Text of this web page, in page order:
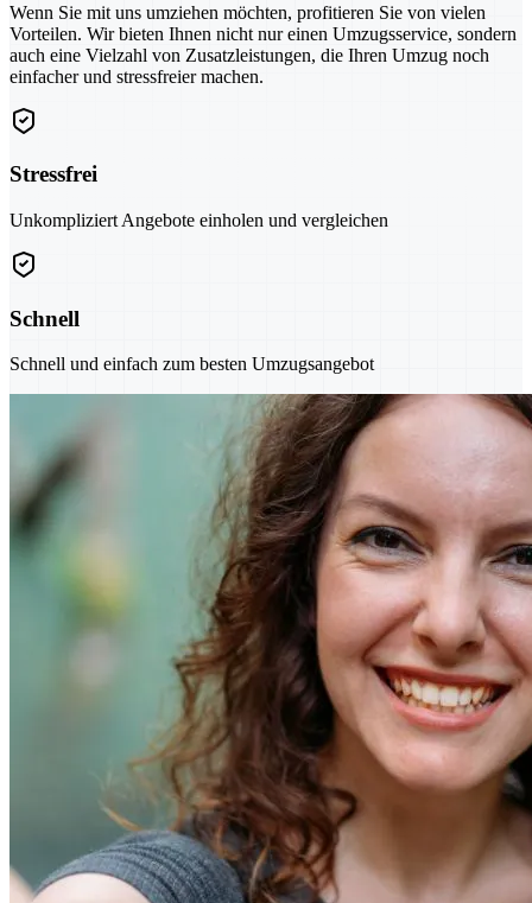
Wenn Sie mit uns umziehen möchten, profitieren Sie von vielen
Vorteilen. Wir bieten Ihnen nicht nur einen Umzugsservice, sondern
auch eine Vielzahl von Zusatzleistungen, die Ihren Umzug noch
einfacher und stressfreier machen.
Stressfrei
Unkompliziert Angebote einholen und vergleichen
Schnell
Schnell und einfach zum besten Umzugsangebot